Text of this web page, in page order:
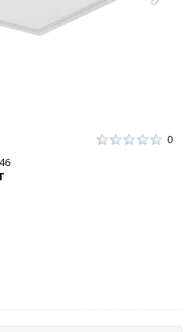
0